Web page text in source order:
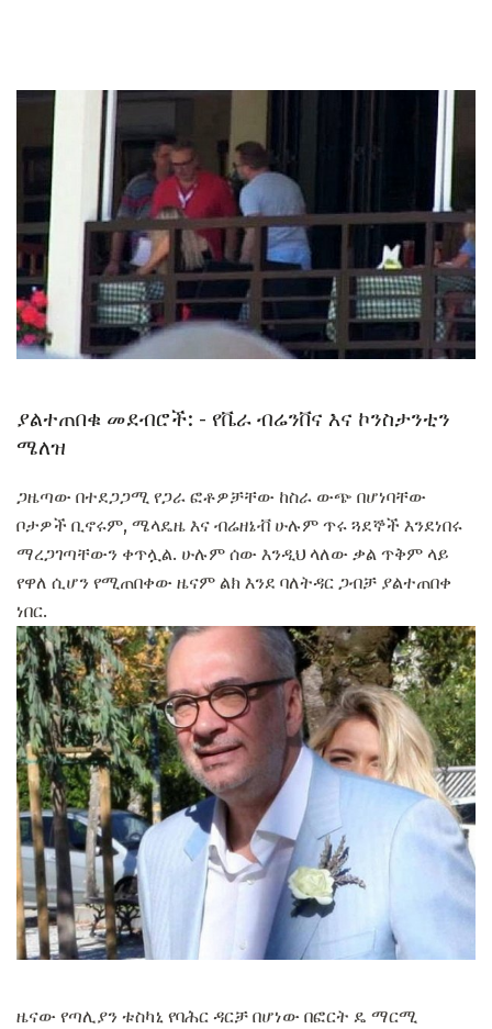
ያልተጠበቁ መደብሮች: - የቬራ ብሬንቨና እና ኮንስታንቲን
ሜለዝ
ጋዜጣው በተደጋጋሚ የጋራ ፎቶዎቻቸው ከስራ ውጭ በሆነባቸው
ቦታዎች ቢኖሩም, ሜላዴዜ እና ብሬዘኔቭ ሁሉም ጥሩ ጓደኞች እንደነበሩ
ማረጋገጣቸውን ቀጥሏል. ሁሉም ሰው እንዲህ ላለው ቃል ጥቅም ላይ
የዋለ ሲሆን የሚጠበቀው ዜናም ልክ እንደ ባለትዳር ጋብቻ ያልተጠበቀ
ነበር.
ዜናው የጣሊያን ቱስካኒ የባሕር ዳርቻ በሆነው በፎርት ዴ ማርሚ